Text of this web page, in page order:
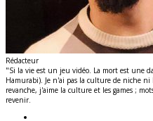
Rédacteur
"Si la vie est un jeu vidéo. La mort est une
Hamurabi). Je n'ai pas la culture de niche
revanche, j'aime la culture et les games ;
revenir.